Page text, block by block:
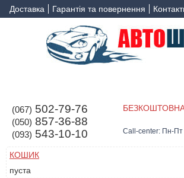
Доставка Гарантія та повернення
(067) 502-79-76
(050) 857-36-88
(093) 543-10-10 Call-center: Пн-Пт
КОШИК
пуста